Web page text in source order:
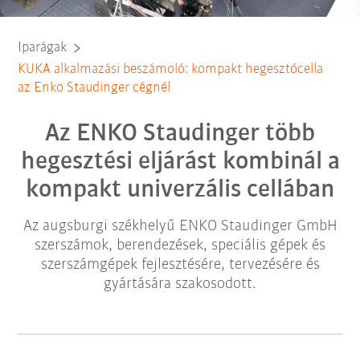
Iparágak
KUKA alkalmazási beszámoló: kompakt hegesztőcella
az Enko Staudinger cégnél
Az ENKO Staudinger több
hegesztési eljárást kombinál a
kompakt univerzális cellában
Az augsburgi székhelyű ENKO Staudinger GmbH
szerszámok, berendezések, speciális gépek és
szerszámgépek fejlesztésére, tervezésére és
gyártására szakosodott.